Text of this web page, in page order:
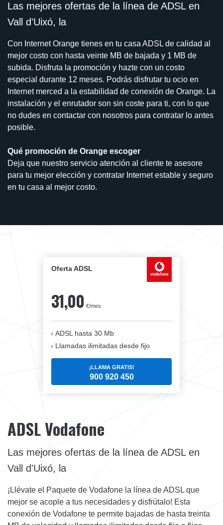
Las mejores ofertas de la línea de ADSL en
Vall d'Uixó, la
Con Internet Orange tienes en tu casa ADSL de calidad al
mejor costo con hasta veinte MB de bajada y 1 MB de
subida. Disfruta la promoción y hazte con un costo
especial durante 12 meses. Podrás disfrutar tu ocio en
Internet merced a la estabilidad de conexión de Orange. La
instalación y el enrutador son sin coste para ti, con lo que
no dudes en contactar con nosotros para contratar lo antes
posible.
Qué promoción de Orange escoger
Deja que nuestro servicio atención al cliente te asesore
para tu mejor elección y contratar Internet estable y seguro
en tu casa al mejor costo.
Oferta ADSL
31,00 €/mes
ADSL hasta 30 Mb
Llamadas ilimitadas desde fijo
¡LLAMA GRATIS!
900 920 450
ADSL Vodafone
Las mejores ofertas de la línea de ADSL en
Vall d'Uixó, la
¡Llévate el Paquete de Vodafone la línea de ADSL que
mejor se acople a tus necesidades y disfrútalo! Esta
conexión de Vodafone te permite bajadas de hasta treinta